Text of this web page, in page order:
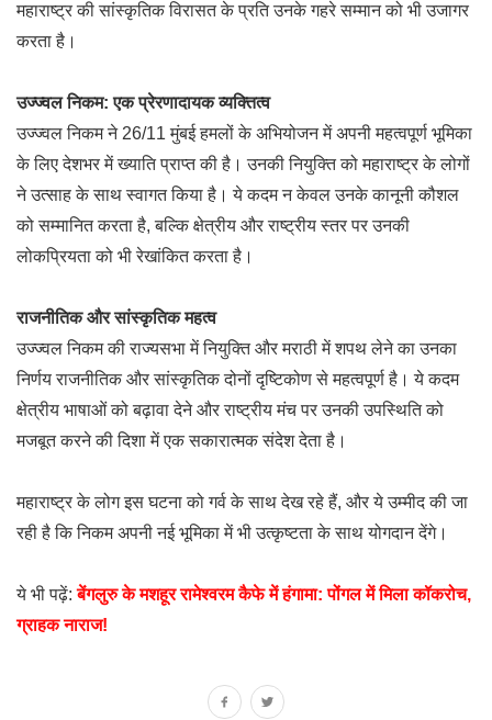
महाराष्ट्र की सांस्कृतिक विरासत के प्रति उनके गहरे सम्मान को भी उजागर
करता है।
उज्ज्वल निकम: एक प्रेरणादायक व्यक्तित्व
उज्ज्वल निकम ने 26/11 मुंबई हमलों के अभियोजन में अपनी महत्वपूर्ण भूमिका
के लिए देशभर में ख्याति प्राप्त की है। उनकी नियुक्ति को महाराष्ट्र के लोगों
ने उत्साह के साथ स्वागत किया है। ये कदम न केवल उनके कानूनी कौशल
को सम्मानित करता है, बल्कि क्षेत्रीय और राष्ट्रीय स्तर पर उनकी
लोकप्रियता को भी रेखांकित करता है।
राजनीतिक और सांस्कृतिक महत्व
उज्ज्वल निकम की राज्यसभा में नियुक्ति और मराठी में शपथ लेने का उनका
निर्णय राजनीतिक और सांस्कृतिक दोनों दृष्टिकोण से महत्वपूर्ण है। ये कदम
क्षेत्रीय भाषाओं को बढ़ावा देने और राष्ट्रीय मंच पर उनकी उपस्थिति को
मजबूत करने की दिशा में एक सकारात्मक संदेश देता है।
महाराष्ट्र के लोग इस घटना को गर्व के साथ देख रहे हैं, और ये उम्मीद की जा
रही है कि निकम अपनी नई भूमिका में भी उत्कृष्टता के साथ योगदान देंगे।
ये भी पढ़ें:बेंगलुरु के मशहूर रामेश्वरम कैफे में हंगामा: पोंगल में मिला कॉकरोच,
ग्राहक नाराज!